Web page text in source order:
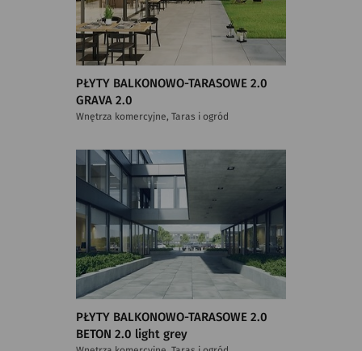
PŁYTY BALKONOWO-TARASOWE 2.0
GRAVA 2.0
Wnętrza komercyjne, Taras i ogród
PŁYTY BALKONOWO-TARASOWE 2.0
BETON 2.0 light grey